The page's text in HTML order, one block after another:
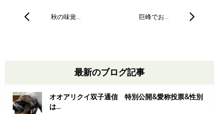
秋の味覚… 巨峰でお…
最新のブログ記事
オオアリクイ双子通信 特別公開&愛称投票&性別
は...